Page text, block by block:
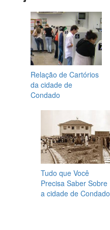
Relação de Cartórios
da cidade de
Condado
Tudo que Você
Precisa Saber Sobre
a cidade de Condado